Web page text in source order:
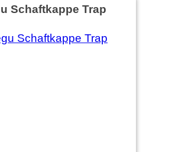
Schaftkappe Trap